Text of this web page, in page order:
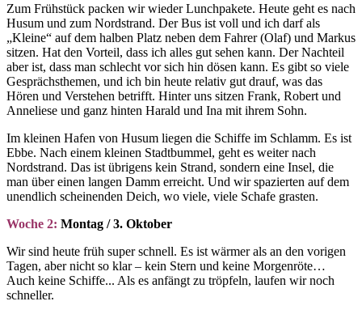
Zum Frühstück packen wir wieder Lunchpakete. Heute geht es nach
Husum und zum Nordstrand. Der Bus ist voll und ich darf als
„Kleine“ auf dem halben Platz neben dem Fahrer (Olaf) und Markus
sitzen. Hat den Vorteil, dass ich alles gut sehen kann. Der Nachteil
aber ist, dass man schlecht vor sich hin dösen kann. Es gibt so viele
Gesprächsthemen, und ich bin heute relativ gut drauf, was das
Hören und Verstehen betrifft. Hinter uns sitzen Frank, Robert und
Anneliese und ganz hinten Harald und Ina mit ihrem Sohn.
Im kleinen Hafen von Husum liegen die Schiffe im Schlamm. Es ist
Ebbe. Nach einem kleinen Stadtbummel, geht es weiter nach
Nordstrand. Das ist übrigens kein Strand, sondern eine Insel, die
man über einen langen Damm erreicht. Und wir spazierten auf dem
unendlich scheinenden Deich, wo viele, viele Schafe grasten.
Woche 2: Montag / 3. Oktober
Wir sind heute früh super schnell. Es ist wärmer als an den vorigen
Tagen, aber nicht so klar – kein Stern und keine Morgenröte…
Auch keine Schiffe... Als es anfängt zu tröpfeln, laufen wir noch
schneller.